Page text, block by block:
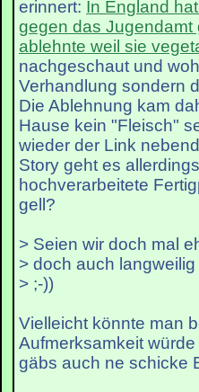
erinnert: In England
gegen das Jugendamt
ablehnte weil sie
nachgeschaut und
Verhandlung sondern
Die Ablehnung kam
Hause kein "Fleisch"
wieder der Link
Story geht es
hochverarbeitete
gell?
> Seien wir doch mal
> doch auch
> ;-))
Vielleicht könnte man
Aufmerksamkeit
gäbs auch ne schicke